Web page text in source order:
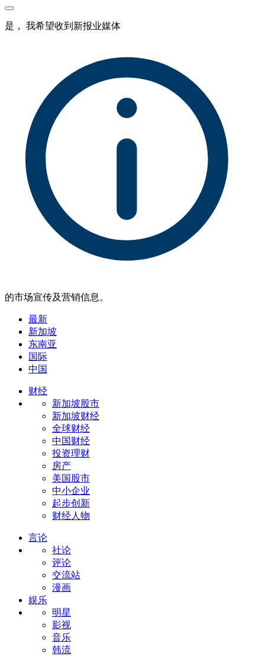
是， 我希望收到新报业媒体
的市场宣传及营销信息。
最新
新加坡
东南亚
国际
中国
财经
新加坡股市
新加坡财经
全球财经
中国财经
投资理财
房产
美国股市
中小企业
起步创新
财经人物
言论
社论
评论
交流站
漫画
娱乐
明星
影视
音乐
韩流